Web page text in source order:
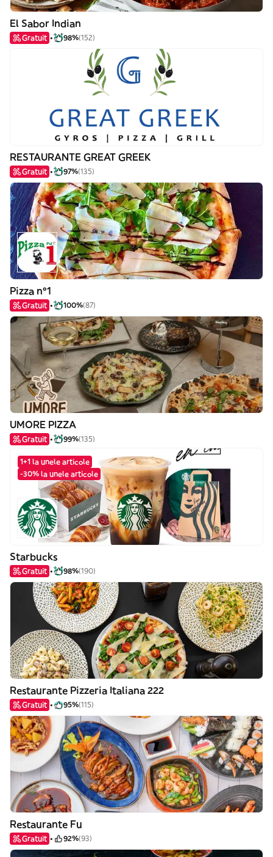
El Sabor Indian
Gratuit 98%(152)
RESTAURANTE GREAT GREEK
Gratuit 97%(135)
Pizza nº1
Gratuit 100%(87)
UMORE PIZZA
Gratuit 99%(135)
1+1 la unele articole
-30% la unele articole
Starbucks
Gratuit 98%(190)
Restaurante Pizzeria Italiana 222
Gratuit 95%(115)
Restaurante Fu
Gratuit 92%(93)